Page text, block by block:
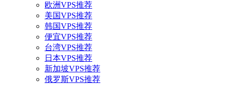
欧洲VPS推荐
美国VPS推荐
韩国VPS推荐
便宜VPS推荐
台湾VPS推荐
日本VPS推荐
新加坡VPS推荐
俄罗斯VPS推荐